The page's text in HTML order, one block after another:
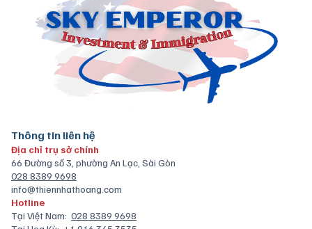
Thông tin liên hệ
Địa chỉ trụ sở chính
66 Đường số 3, phường An Lạc, Sài Gòn
028 8389 9698
info@thiennhathoang.com
Hotline
Tại Việt Nam: 028 8389 9698